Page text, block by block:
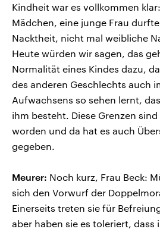
Kindheit war es vollkommen
Mädchen, eine junge Frau
Nacktheit, nicht mal weibliche
Heute würden wir sagen, das
Normalität eines Kindes dazu,
des anderen Geschlechts auch
Aufwachsens so sehen lernt,
ihm besteht. Diese Grenzen
worden und da hat es auch
gegeben.
Meurer: Noch kurz, Frau Beck:
sich den Vorwurf der
Einerseits treten sie für
aber haben sie es toleriert, dass